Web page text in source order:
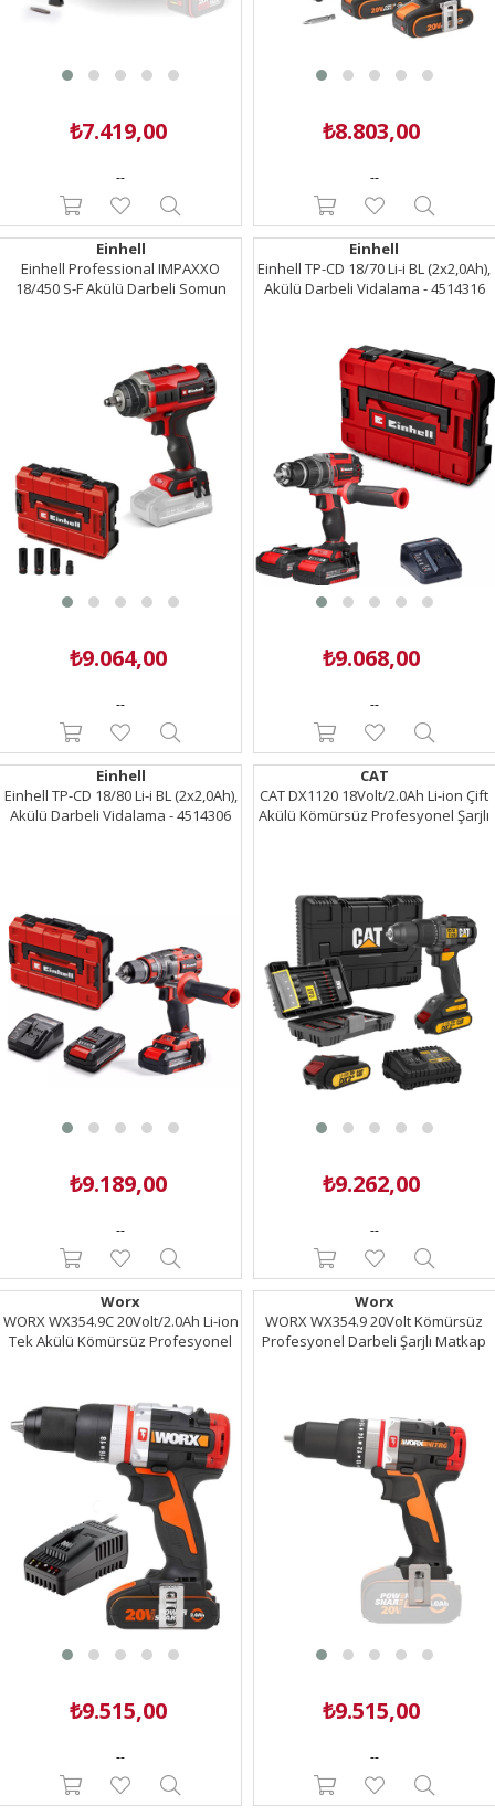
₺7.419,00
--
₺8.803,00
--
Einhell
Einhell Professional IMPAXXO
18/450 S-F Akülü Darbeli Somun
₺9.064,00
--
Einhell
Einhell TP-CD 18/70 Li-i BL (2x2,0Ah),
Akülü Darbeli Vidalama - 4514316
₺9.068,00
--
Einhell
Einhell TP-CD 18/80 Li-i BL (2x2,0Ah),
Akülü Darbeli Vidalama - 4514306
₺9.189,00
--
CAT
CAT DX1120 18Volt/2.0Ah Li-ion Çift
Akülü Kömürsüz Profesyonel Şarjlı
₺9.262,00
--
Worx
WORX WX354.9C 20Volt/2.0Ah Li-ion
Tek Akülü Kömürsüz Profesyonel
₺9.515,00
--
Worx
WORX WX354.9 20Volt Kömürsüz
Profesyonel Darbeli Şarjlı Matkap
₺9.515,00
--